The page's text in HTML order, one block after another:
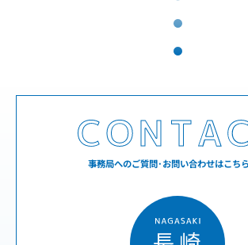
事務局へのご質問･お問い合わせはこち